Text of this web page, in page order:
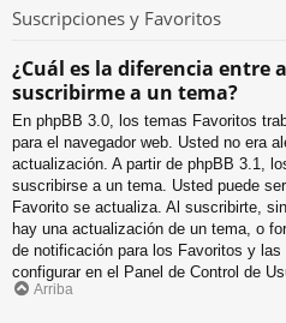
Suscripciones y Favoritos
¿Cuál es la diferencia entre
suscribirme a un tema?
En phpBB 3.0, los temas Favoritos
para el navegador web. Usted no era
actualización. A partir de phpBB 3.1,
suscribirse a un tema. Usted puede
Favorito se actualiza. Al suscribirte,
hay una actualización de un tema, o
de notificación para los Favoritos y
configurar en el Panel de Control de
Arriba